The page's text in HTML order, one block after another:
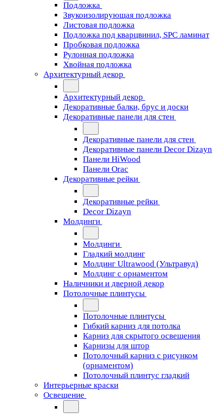
Подложка
Звукоизолирующая подложка
Листовая подложка
Подложка под кварцвинил, SPC ламинат
Пробковая подложка
Рулонная подложка
Хвойная подложка
Архитектурный декор
Архитектурный декор
Декоративные балки, брус и доски
Декоративные панели для стен
Декоративные панели для стен
Декоративные панели Decor Dizayn
Панели HiWood
Панели Orac
Декоративные рейки
Декоративные рейки
Decor Dizayn
Молдинги
Молдинги
Гладкий молдинг
Молдинг Ultrawood (Ультравуд)
Молдинг с орнаментом
Наличники и дверной декор
Потолочные плинтусы
Потолочные плинтусы
Гибкий карниз для потолка
Карниз для скрытого освещения
Карнизы для штор
Потолочный карниз с рисунком
(орнаментом)
Потолочный плинтус гладкий
Интерьерные краски
Освещение